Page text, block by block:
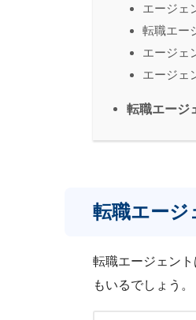
エージェ
転職エー
エージェ
エージェ
転職エージ
転職エージ
転職エージェン
もいるでしょう。